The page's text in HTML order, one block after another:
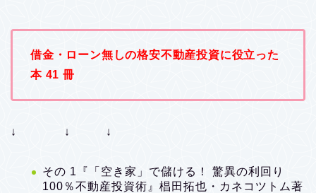
借金・ローン無しの格安不動産投資に役立った
本 41 冊
↓ ↓ ↓
その 1『「空き家」で儲ける！ 驚異の利回り
100％不動産投資術』椙田拓也・カネコツトム著